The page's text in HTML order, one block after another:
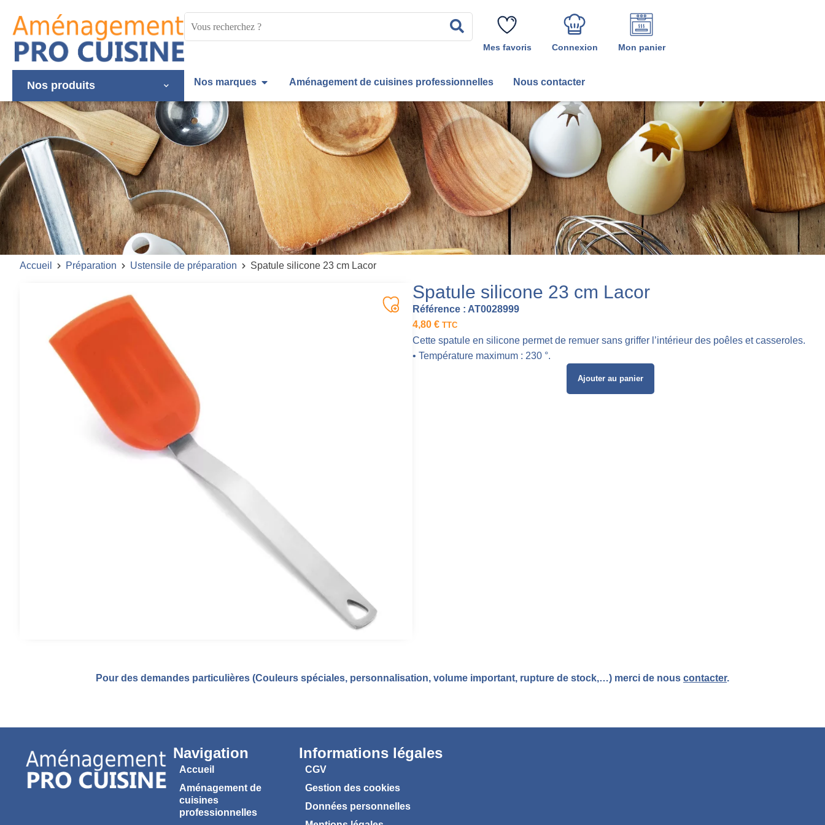
Rechercher
Mes favoris Connexion Mon panier
Nos produits Nos marques Aménagement de cuisines professionnelles Nous contacter
Accueil Préparation Ustensile de préparation Spatule silicone 23 cm Lacor
Spatule silicone 23 cm Lacor
Référence : AT0028999
4,80 € TTC
Cette spatule en silicone permet de remuer sans griffer l’intérieur des poêles et casseroles.
• Température maximum : 230 °.
Ajouter au panier
Pour des demandes particulières (Couleurs spéciales, personnalisation, volume important, rupture de stock,…) merci de nous contacter.
Navigation
Accueil
Aménagement de
cuisines
professionnelles
Informations légales
CGV
Gestion des cookies
Données personnelles